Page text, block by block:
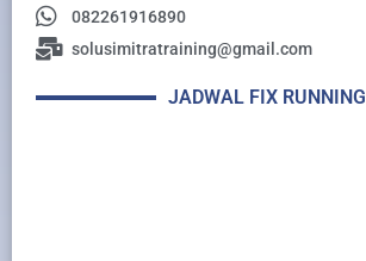
082261916890
solusimitratraining@gmail.com
JADWAL FIX RUNNING